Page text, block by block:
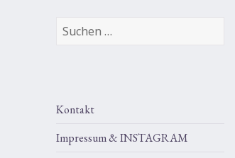
Suchen
Kontakt
Impressum & INSTAGRAM